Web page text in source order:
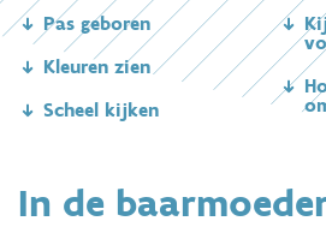
Pas geboren
Kleuren zien
Scheel kijken
In de